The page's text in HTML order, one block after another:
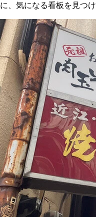
に、気になる看板を見つけ